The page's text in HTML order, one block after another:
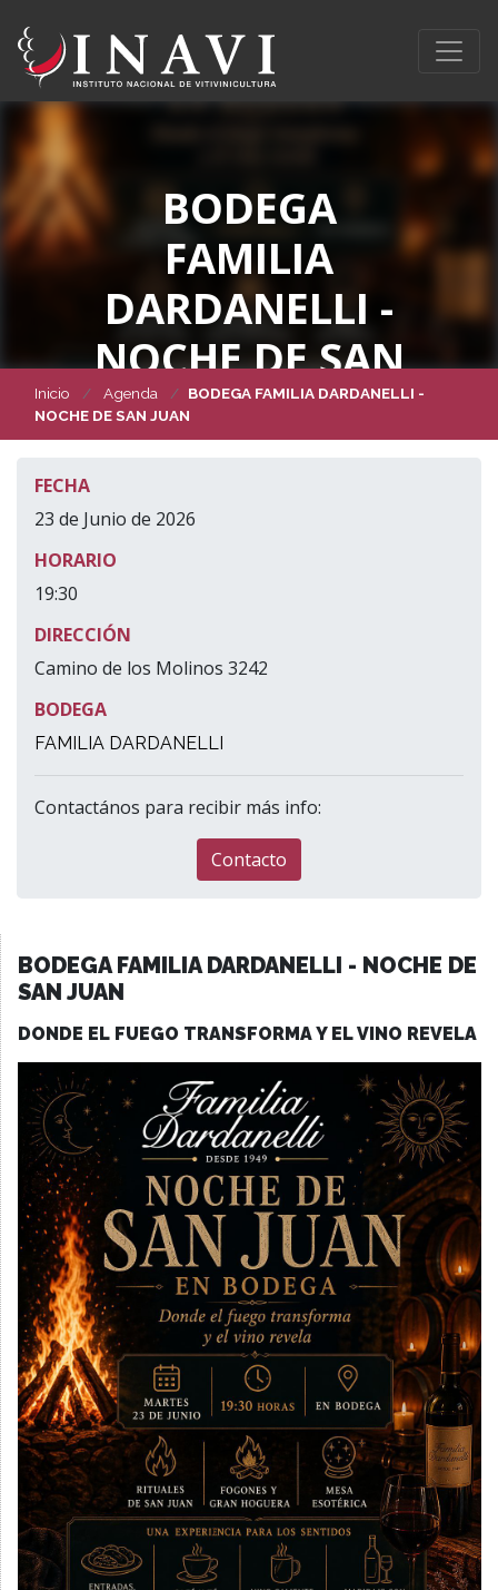
BODEGA
FAMILIA
DARDANELLI -
NOCHE DE SAN
JUAN
Inicio Agenda
BODEGA FAMILIA DARDANELLI -
NOCHE DE SAN JUAN
FECHA
23 de Junio de 2026
HORARIO
19:30
DIRECCIÓN
Camino de los Molinos 3242
BODEGA
FAMILIA DARDANELLI
Contactános para recibir más info:
Contacto
BODEGA FAMILIA DARDANELLI - NOCHE DE
SAN JUAN
DONDE EL FUEGO TRANSFORMA Y EL VINO REVELA